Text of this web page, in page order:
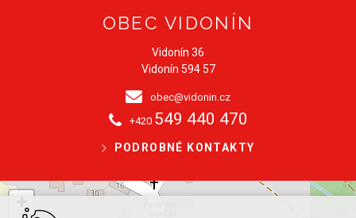
OBEC VIDONÍN
Vidonín 36
Vidonín 594 57
obec@vidonin.cz
+420 549 440 470
PODROBNÉ KONTAKTY